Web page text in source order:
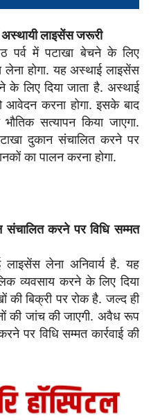
अस्थायी लाइसेंस जरूरी
पर्व में पटाखा बेचने के लिए
लेना होगा. यह अस्थाई लाइसेंस
के लिए दिया जाता है. अस्थाई
आवेदन करना होगा. इसके बाद
सत्यापन किया जाएगा.
दुकान संचालित करने पर
का पालन करना होगा.
करने पर विधि सम्मत
लेना अनिवार्य है. यह
व्यवसाय करने के लिए दिया
की बिक्री पर रोक है. जल्द ही
की जांच की जाएगी. अवैध रूप
पर विधि सम्मत कार्रवाई की